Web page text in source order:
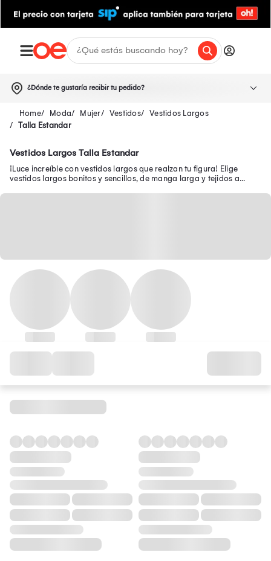
¿Dónde te gustaría recibir tu pedido?
Moda Mujer Vestidos
Vestidos Largos
Talla Estandar
Vestidos Largos Talla Estandar
¡Luce increíble con vestidos largos que realzan tu figura! Elige
vestidos largos bonitos y sencillos, de manga larga y tejidos a